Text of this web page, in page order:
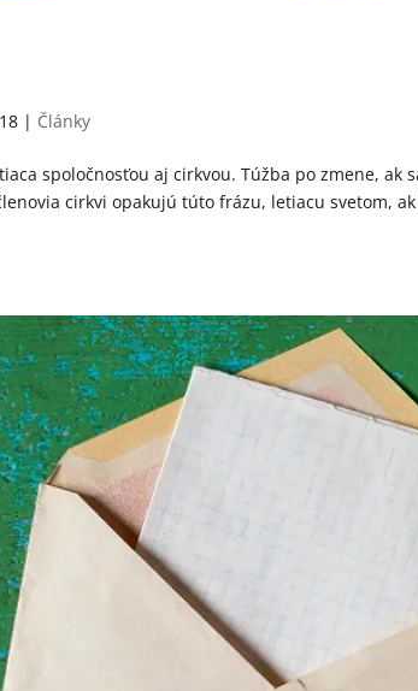
| Články
spoločnosťou aj cirkvou. Túžba po zmene, ak
cirkvi opakujú túto frázu, letiacu svetom,